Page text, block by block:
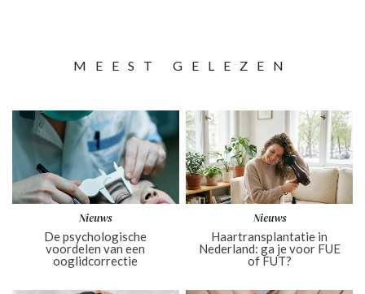
MEEST GELEZEN
Nieuws
De psychologische
voordelen van een
ooglidcorrectie
Nieuws
Haartransplantatie in
Nederland: ga je voor FUE
of FUT?